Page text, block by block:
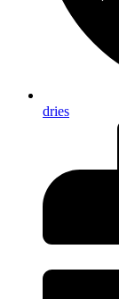
dries